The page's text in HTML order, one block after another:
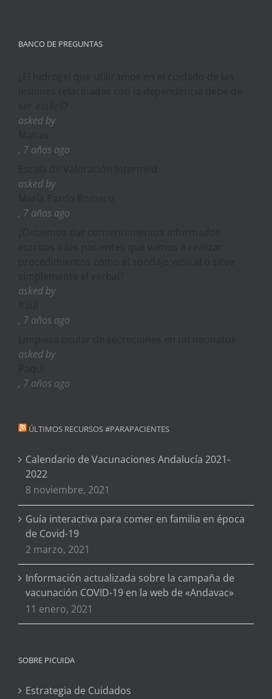
BANCO DE PREGUNTAS
asked by
, 7 años ago
asked by
, 7 años ago
asked by
, 7 años ago
asked by
, 7 años ago
ÚLTIMOS RECURSOS #PARAPACIENTES
Calendario de Vacunaciones Andalucía 2021-
2022
8 noviembre, 2021
Guía interactiva para comer en familia en época
de Covid-19
2 marzo, 2021
Información actualizada sobre la campaña de
vacunación COVID-19 en la web de «Andavac»
11 enero, 2021
SOBRE PICUIDA
Estrategia de Cuidados